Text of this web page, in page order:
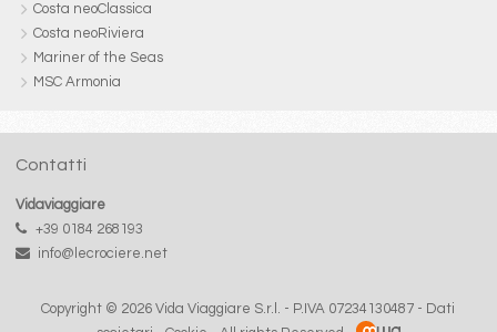
Costa neoClassica
Costa neoRiviera
Mariner of the Seas
MSC Armonia
Contatti
Vidaviaggiare
+39 0184 268193
info@lecrociere.net
Copyright © 2026 Vida Viaggiare S.r.l. - P.IVA 07234130487 - Dati